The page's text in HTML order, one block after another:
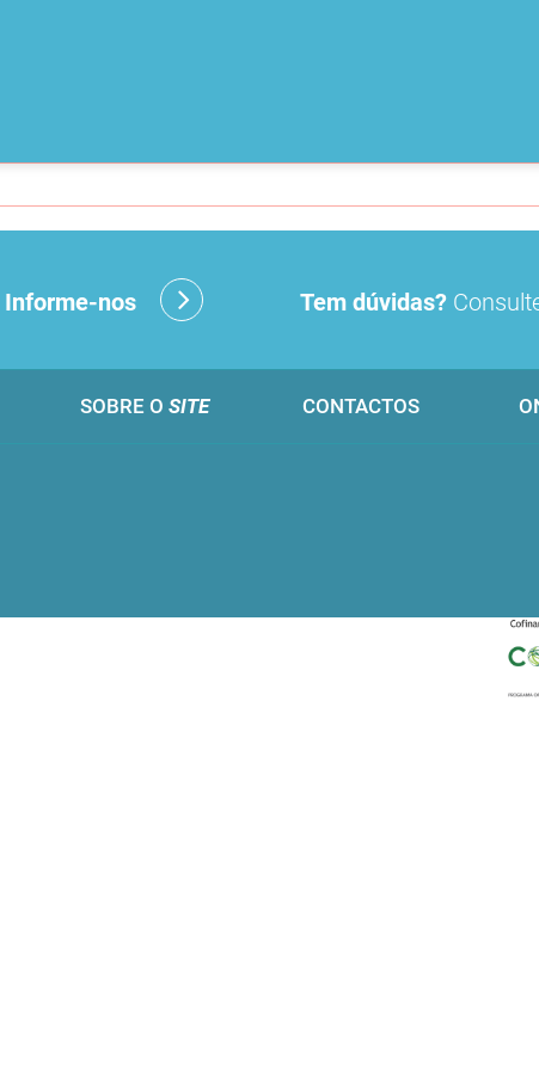
Informe-nos Tem dúvidas?
SOBRE O SITE CONTACTOS